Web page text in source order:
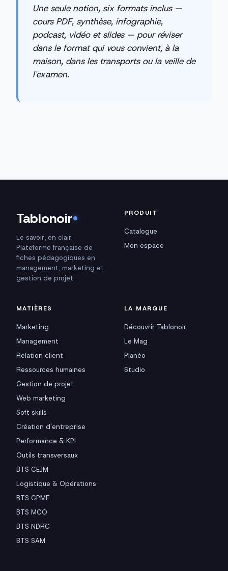
Une seule notion, six formats inclus —
cours PDF, synthèse, infographie,
podcast, vidéo et slides — pour réviser
dans le format qui vous convient, à la
maison, dans les transports ou la veille de
l'examen.
Tablonoir
Le savoir, en clair.
Plateforme française de
fiches pédagogiques en
management, marketing et
gestion de projet.
PRODUIT
Catalogue
Mon espace
MATIÈRES
Marketing
Management
Relation client
Ressources humaines
Gestion de projet
Web marketing
Soft skills
Création d'entreprise
Performance & KPI
Outils transversaux
BTS CEJM
Logistique & Opérations
BTS GPME
BTS MCO
BTS NDRC
BTS SAM
LA MARQUE
Découvrir Tablonoir
Le Mag
Planéo
Studio